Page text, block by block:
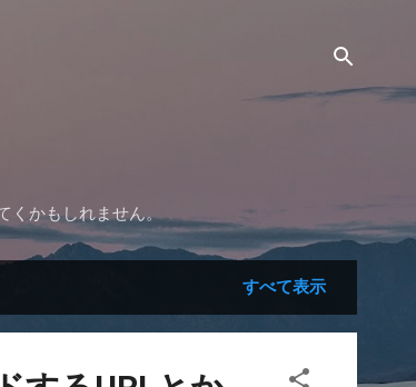
くかもしれません。
すべて表示